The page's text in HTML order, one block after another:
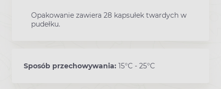
Opakowanie zawiera 28 kapsułek twardych w
pudełku.
Sposób przechowywania: 15°C - 25°C